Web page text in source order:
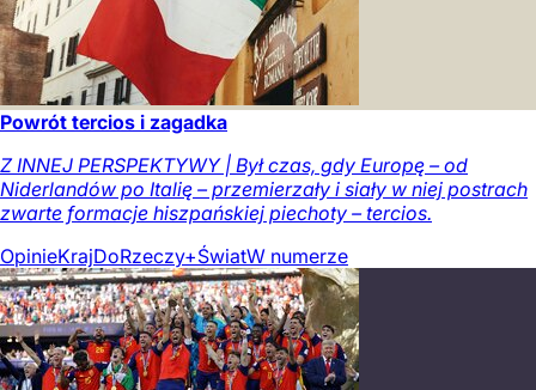
Powrót tercios i zagadka
Z INNEJ PERSPEKTYWY | Był czas, gdy Europę – od
Niderlandów po Italię – przemierzały i siały w niej postrach
zwarte formacje hiszpańskiej piechoty – tercios.
OpinieKrajDoRzeczy+ŚwiatW numerze